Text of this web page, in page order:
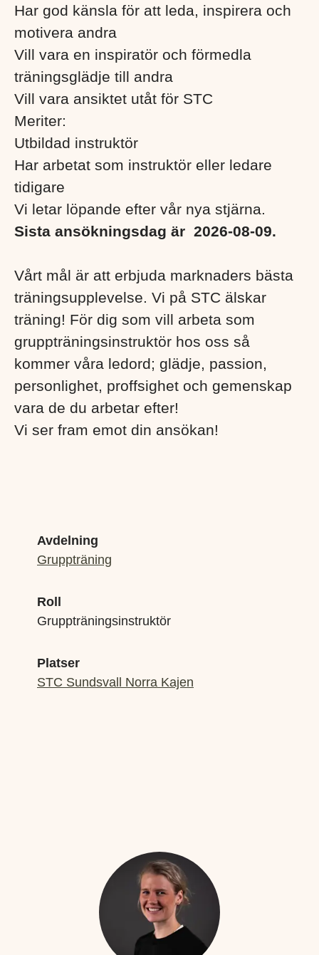
Har god känsla för att leda, inspirera och
motivera andra
Vill vara en inspiratör och förmedla
träningsglädje till andra
Vill vara ansiktet utåt för STC
Meriter:
Utbildad instruktör
Har arbetat som instruktör eller ledare
tidigare
Vi letar löpande efter vår nya stjärna.
Sista ansökningsdag är 2026-08-09.
Vårt mål är att erbjuda marknaders bästa
träningsupplevelse. Vi på STC älskar
träning! För dig som vill arbeta som
gruppträningsinstruktör hos oss så
kommer våra ledord; glädje, passion,
personlighet, proffsighet och gemenskap
vara de du arbetar efter!
Vi ser fram emot din ansökan!
Avdelning
Gruppträning
Roll
Gruppträningsinstruktör
Platser
STC Sundsvall Norra Kajen